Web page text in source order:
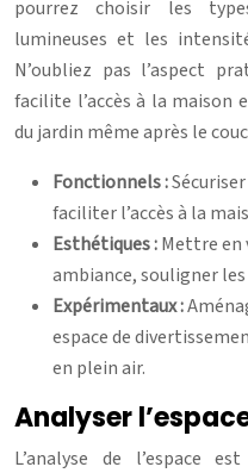
pourrez choisir les
lumineuses et les
N’oubliez pas l’aspect
facilite l’accès à la
du jardin même après le
Fonctionnels :
faciliter l’accès à la
Esthétiques :Mettre en
ambiance, souligner
Expérimentaux :
espace de
en plein air.
Analyser
L’analyse de l’espace